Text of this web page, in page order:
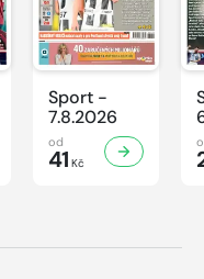
Sport -
7.8.2026
od
41 Kč